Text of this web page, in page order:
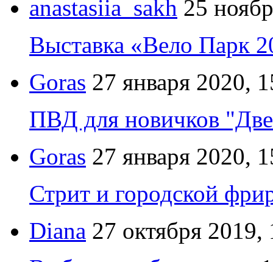
anastasiia_sakh 25
Выставка «Вело Парк
Goras 27 января 2020,
ПВД для новичков
Goras 27 января 2020,
Стрит и городской
Diana 27 октября 2019,